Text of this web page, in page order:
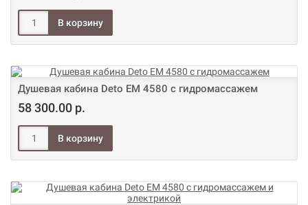
Душевая кабина Deto ЕМ 4580 с гидромассажем
58 300.00 р.